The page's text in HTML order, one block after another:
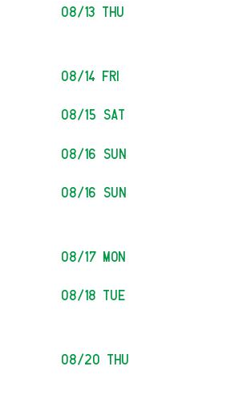
08/13 Thu
08/14 Fri
08/15 Sat
08/16 Sun
08/16 Sun
08/17 Mon
08/18 Tue
08/20 Thu